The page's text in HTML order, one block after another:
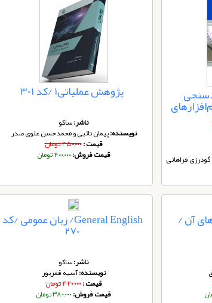
فراهانی
پژوهش عملیاتی1 /کد 301
ناشر:ساکو
نویسنده:پیمان تائبی و محمدحسن علوی صدر
قیمت :۴۵۰,۰۰۰ تومان
قیمت فروش:۴۰۰,۰۰۰ تومان
آن / General English/ زبان عمومی /کد
270
ناشر:ساکو
نویسنده:آسیه قمرپور
قیمت :۴۲۰,۰۰۰ تومان
قیمت فروش:۳۸۰,۰۰۰ تومان